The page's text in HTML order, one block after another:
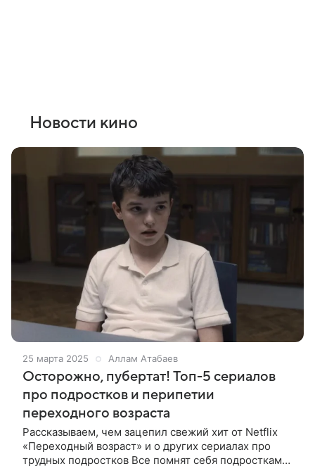
Новости кино
25 марта 2025 Аллам Атабаев
Осторожно, пубертат! Топ-5 сериалов
про подростков и перипетии
переходного возраста
Рассказываем, чем зацепил свежий хит от Netflix
«Переходный возраст» и о других сериалах про
трудных подростков Все помнят себя подростками.